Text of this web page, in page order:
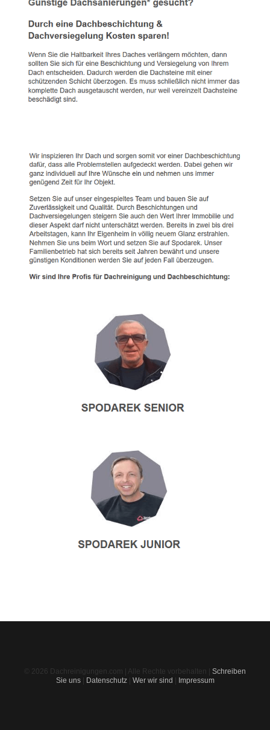
© 2026 Dachreinigungen.com | Alle Rechte vorbehalten | Schreiben
Sie uns| Datenschutz| Wer wir sind Impressum